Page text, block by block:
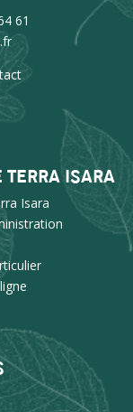
61
TERRA ISARA
Isara